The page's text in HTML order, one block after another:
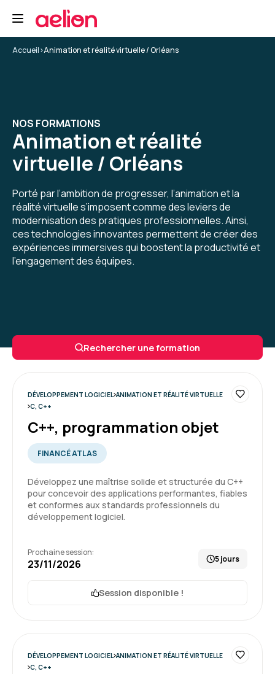
Accueil>Animation et réalité virtuelle / Orléans
NOS FORMATIONS
Animation et réalité
virtuelle / Orléans
Porté par l’ambition de progresser, l’animation et la
réalité virtuelle s’imposent comme des leviers de
modernisation des pratiques professionnelles. Ainsi,
ces technologies innovantes permettent de créer des
expériences immersives qui boostent la productivité et
l’engagement des équipes.
Rechercher une formation
DÉVELOPPEMENT LOGICIEL ANIMATION ET RÉALITÉ VIRTUELLE
C, C++
C++, programmation objet
FINANCÉ ATLAS
Développez une maîtrise solide et structurée du C++
pour concevoir des applications performantes, fiables
et conformes aux standards professionnels du
développement logiciel.
Prochaine session:
23/11/2026 5 jours
Session disponible !
DÉVELOPPEMENT LOGICIEL ANIMATION ET RÉALITÉ VIRTUELLE
C, C++